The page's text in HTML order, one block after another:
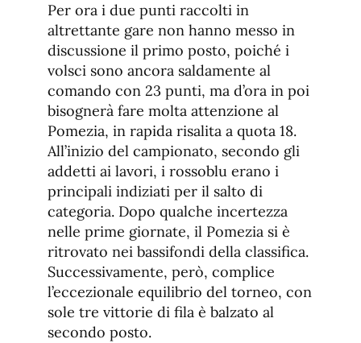
Per ora i due punti raccolti in
altrettante gare non hanno messo in
discussione il primo posto, poiché i
volsci sono ancora saldamente al
comando con 23 punti, ma d’ora in poi
bisognerà fare molta attenzione al
Pomezia, in rapida risalita a quota 18.
All’inizio del campionato, secondo gli
addetti ai lavori, i rossoblu erano i
principali indiziati per il salto di
categoria. Dopo qualche incertezza
nelle prime giornate, il Pomezia si è
ritrovato nei bassifondi della classifica.
Successivamente, però, complice
l’eccezionale equilibrio del torneo, con
sole tre vittorie di fila è balzato al
secondo posto.